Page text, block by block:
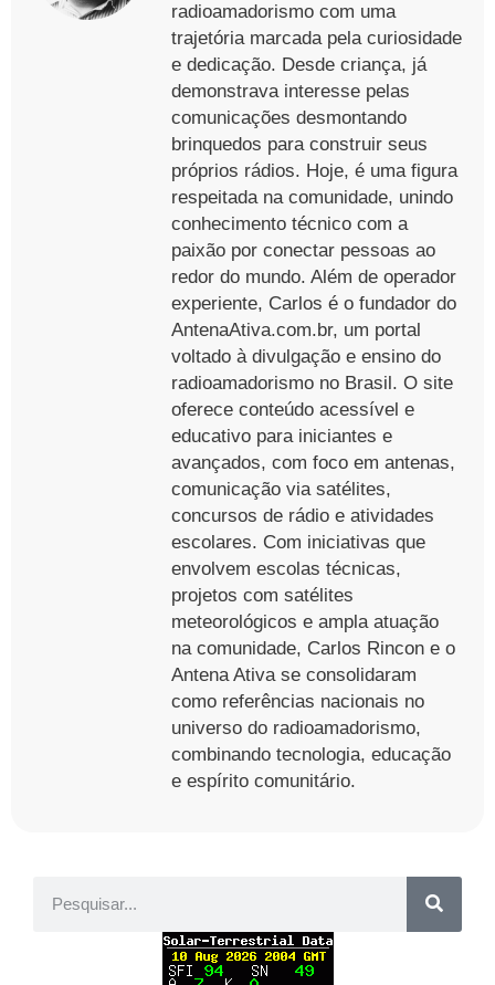
radioamadorismo com uma
trajetória marcada pela curiosidade
e dedicação. Desde criança, já
demonstrava interesse pelas
comunicações desmontando
brinquedos para construir seus
próprios rádios. Hoje, é uma figura
respeitada na comunidade, unindo
conhecimento técnico com a
paixão por conectar pessoas ao
redor do mundo. Além de operador
experiente, Carlos é o fundador do
AntenaAtiva.com.br, um portal
voltado à divulgação e ensino do
radioamadorismo no Brasil. O site
oferece conteúdo acessível e
educativo para iniciantes e
avançados, com foco em antenas,
comunicação via satélites,
concursos de rádio e atividades
escolares. Com iniciativas que
envolvem escolas técnicas,
projetos com satélites
meteorológicos e ampla atuação
na comunidade, Carlos Rincon e o
Antena Ativa se consolidaram
como referências nacionais no
universo do radioamadorismo,
combinando tecnologia, educação
e espírito comunitário.